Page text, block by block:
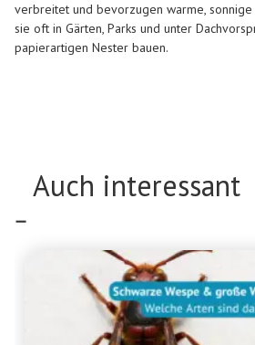
verbreitet und bevorzugen warme, sonnige
sie oft in Gärten, Parks und unter
papierartigen Nester bauen.
Auch interessant